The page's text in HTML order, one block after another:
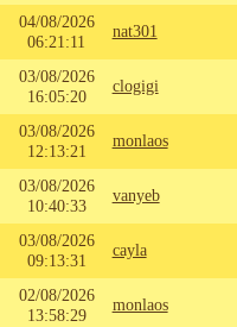
04/08/2026
06:21:11
nat301
03/08/2026
16:05:20
clogigi
03/08/2026
12:13:21
monlaos
03/08/2026
10:40:33
vanyeb
03/08/2026
09:13:31
cayla
02/08/2026
13:58:29
monlaos